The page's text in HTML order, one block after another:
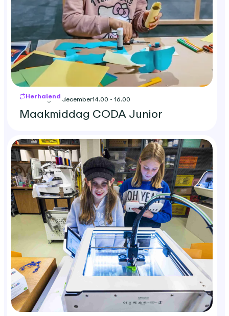
Herhalend
woensdag 23 december14.00 - 16.00
Maakmiddag CODA Junior